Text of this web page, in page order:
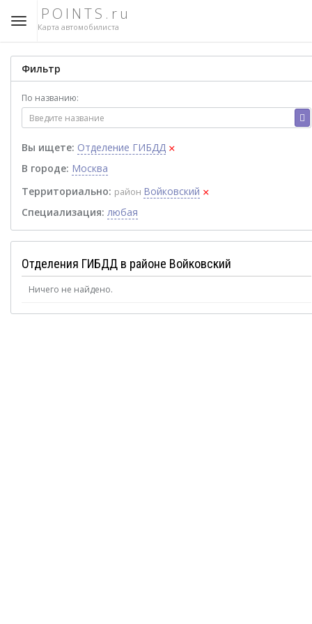
POINTS.ru
Карта автомобилиста
Фильтр
По названию:
Вы ищете: Отделение ГИБДД ×
В городе: Москва
Территориально: район Войковский ×
Специализация: любая
Отделения ГИБДД в районе Войковский
Ничего не найдено.